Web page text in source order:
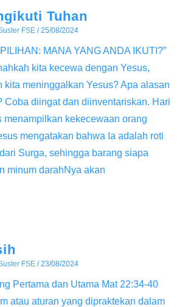
Tuhan
FSE /25/08/2024
MANA YANG ANDA IKUTI?”
kita kecewa dengan Yesus,
kita meninggalkan Yesus? Apa alasan
Coba diingat dan diinventariskan. Hari
menampilkan kekecewaan orang
mengatakan bahwa Ia adalah roti
Surga, sehingga barang siapa
minum darahNya akan
FSE /23/08/2024
Pertama dan Utama Mat 22:34-40
atau aturan yang dipraktekan dalam